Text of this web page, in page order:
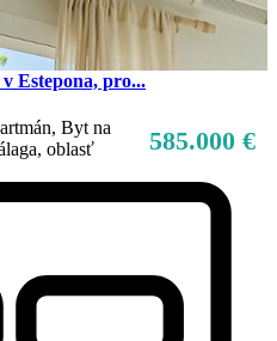
Estepona, pro...
585.000 €
Byt na
oblasť